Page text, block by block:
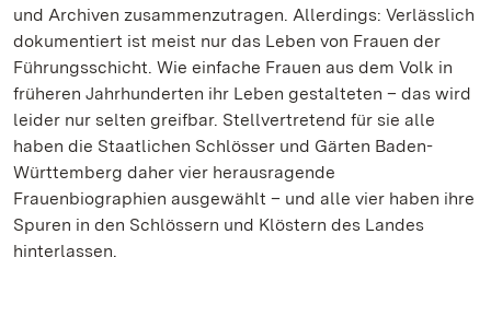
und Archiven zusammenzutragen. Allerdings: Verlässlich
dokumentiert ist meist nur das Leben von Frauen der
Führungsschicht. Wie einfache Frauen aus dem Volk in
früheren Jahrhunderten ihr Leben gestalteten – das wird
leider nur selten greifbar. Stellvertretend für sie alle
haben die Staatlichen Schlösser und Gärten Baden-
Württemberg daher vier herausragende
Frauenbiographien ausgewählt – und alle vier haben ihre
Spuren in den Schlössern und Klöstern des Landes
hinterlassen.